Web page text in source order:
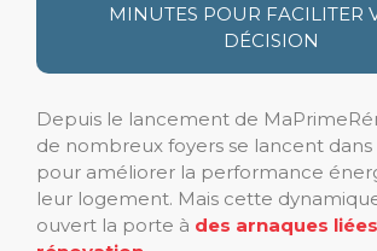
MINUTES POUR FACILITER
DÉCISION
Depuis le lancement de
de nombreux foyers se lancent dans
pour améliorer la performance
leur logement. Mais cette
ouvert la porte à des arnaques